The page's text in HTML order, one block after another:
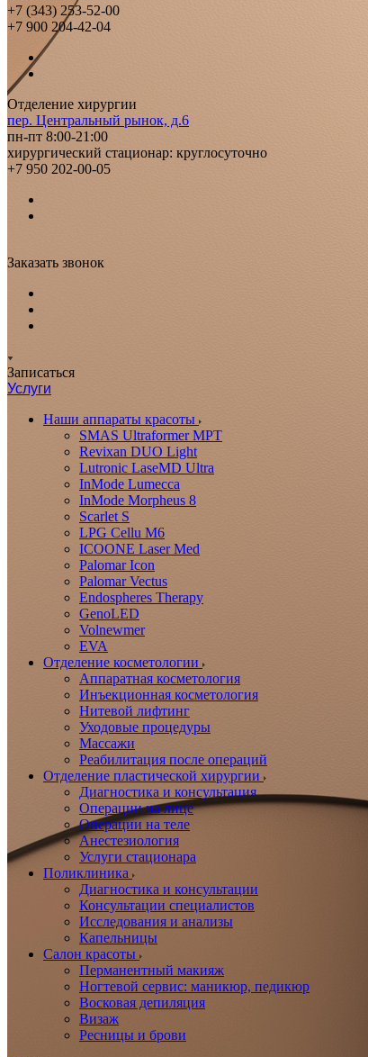
+7 (343) 253-52-00
+7 900 204-42-04
Отделение хирургии
пер. Центральный рынок, д.6
пн-пт 8:00-21:00
хирургический стационар: круглосуточно
+7 950 202-00-05
Заказать звонок
Записаться
Услуги
Наши аппараты красоты
SMAS Ultraformer MPT
Revixan DUO Light
Lutronic LaseMD Ultra
InMode Lumecca
InMode Morpheus 8
Scarlet S
LPG Cellu M6
ICOONE Laser Med
Palomar Icon
Palomar Vectus
Endospheres Therapy
GenoLED
Volnewmer
EVA
Отделение косметологии
Аппаратная косметология
Инъекционная косметология
Нитевой лифтинг
Уходовые процедуры
Массажи
Реабилитация после операций
Отделение пластической хирургии
Диагностика и консультация
Операции на лице
Операции на теле
Анестезиология
Услуги стационара
Поликлиника
Диагностика и консультации
Консультации специалистов
Исследования и анализы
Капельницы
Салон красоты
Перманентный макияж
Ногтевой сервис: маникюр, педикюр
Восковая депиляция
Визаж
Ресницы и брови